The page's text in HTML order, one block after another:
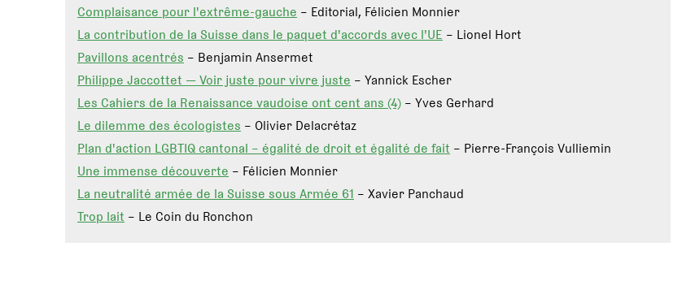
Complaisance pour l'extrême-gauche – Editorial, Félicien Monnier
La contribution de la Suisse dans le paquet d'accords avec l'UE – Lionel Hort
Pavillons acentrés – Benjamin Ansermet
Philippe Jaccottet — Voir juste pour vivre juste – Yannick Escher
Les Cahiers de la Renaissance vaudoise ont cent ans (4) – Yves Gerhard
Le dilemme des écologistes – Olivier Delacrétaz
Plan d'action LGBTIQ cantonal – égalité de droit et égalité de fait – Pierre-François Vulliemin
Une immense découverte – Félicien Monnier
La neutralité armée de la Suisse sous Armée 61 – Xavier Panchaud
Trop lait – Le Coin du Ronchon